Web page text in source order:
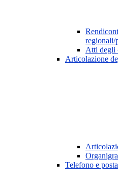
regionali/
Atti degli
Articolazione
Telefono e